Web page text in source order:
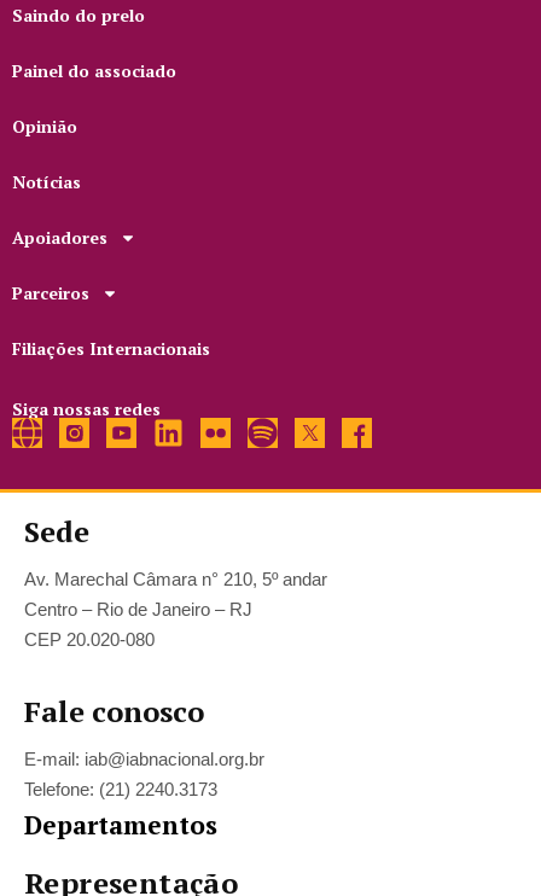
Saindo do prelo
Painel do associado
Opinião
Notícias
Apoiadores
Parceiros
Filiações Internacionais
Siga nossas redes
Sede
Av. Marechal Câmara n° 210, 5º andar
Centro – Rio de Janeiro – RJ
CEP 20.020-080
Fale conosco
E-mail: iab@iabnacional.org.br
Telefone: (21) 2240.3173
Departamentos
Representação